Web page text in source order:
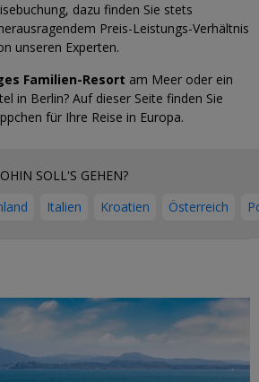
dazu finden Sie stets
Preis-Leistungs-Verhältnis
unseren Experten.
Familien-Resort am Meer oder ein
in Berlin? Auf dieser Seite finden Sie
für Ihre Reise in Europa.
SOLL'S GEHEN?
Italien Kroatien Österreich